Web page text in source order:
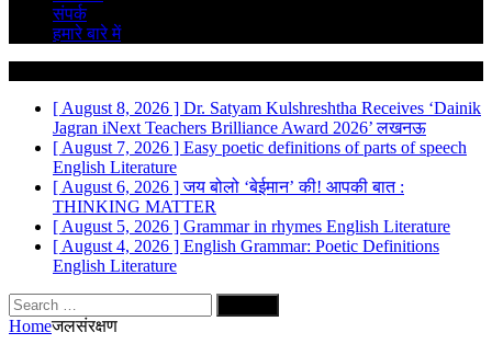
संपर्क
हमारे बारे में
[ August 8, 2026 ] Dr. Satyam Kulshreshtha Receives ‘Dainik
Jagran iNext Teachers Brilliance Award 2026’लखनऊ
[ August 7, 2026 ] Easy poetic definitions of parts of speech
English Literature
[ August 6, 2026 ]जय बोलो ‘बेईमान’ की! आपकी बात :
THINKING MATTER
[ August 5, 2026 ] Grammar in rhymes English Literature
[ August 4, 2026 ] English Grammar: Poetic Definitions
English Literature
Search
for:
Homeजलसंरक्षण